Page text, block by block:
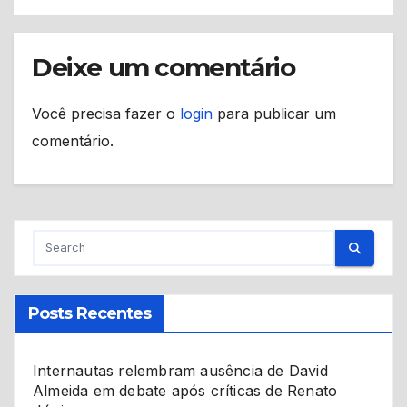
Deixe um comentário
Você precisa fazer o login para publicar um
comentário.
Posts Recentes
Internautas relembram ausência de David
Almeida em debate após críticas de Renato